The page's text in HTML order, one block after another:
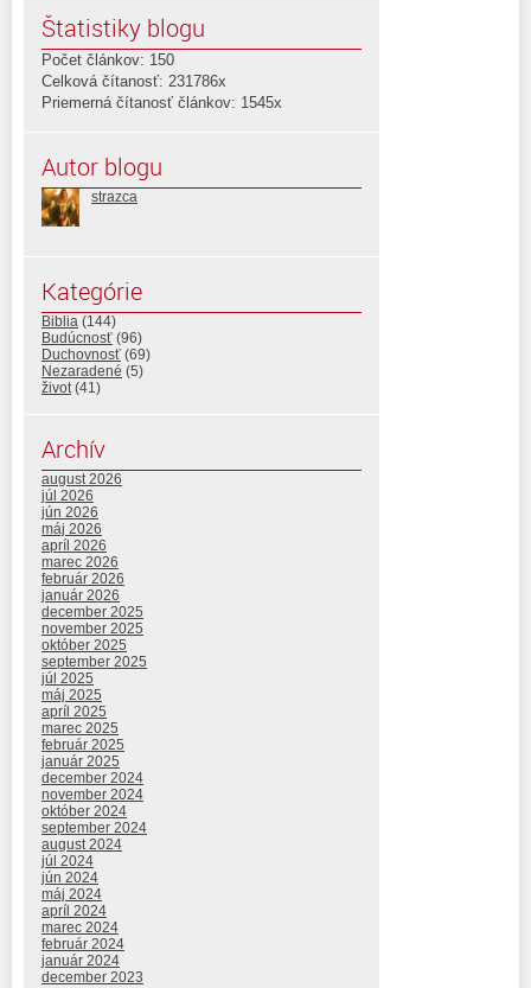
Štatistiky blogu
Počet článkov: 150
Celková čítanosť: 231786x
Priemerná čítanosť článkov: 1545x
Autor blogu
strazca
Kategórie
Biblia (144)
Budúcnosť (96)
Duchovnosť (69)
Nezaradené (5)
život(41)
Archív
august 2026
júl 2026
jún 2026
máj 2026
apríl 2026
marec 2026
február 2026
január 2026
december 2025
november 2025
október 2025
september 2025
júl 2025
máj 2025
apríl 2025
marec 2025
február 2025
január 2025
december 2024
november 2024
október 2024
september 2024
august 2024
júl 2024
jún 2024
máj 2024
apríl 2024
marec 2024
február 2024
január 2024
december 2023